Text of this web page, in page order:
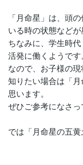
「月命星」は、頭
いる時の状態などが
ちなみに、学生時
活発に働くようです。
なので、お子様の
知りたい場合は「
思います。
ぜひご参考になさっ
では「月命星の五